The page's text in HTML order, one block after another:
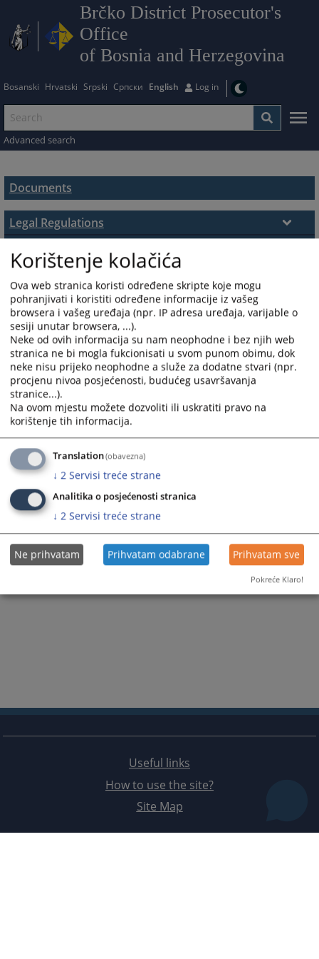
Brčko District Prosecutor's
Office
of Bosnia and Herzegovina
Bosanski Hrvatski Srpski Српски English Log in
Advanced search
Documents
Legal Regulations
Strategic Documents
Documents
Godišnji izvještaj o radu tužilaštva
Godišnji plan rada tužilaštva
Godišnji budžet
Predložene mjere pritvora i drugih zabrana
Zaključeni sporazumi
Internal documents
Rulebooks
Useful links
How to use the site?
Site Map
Korištenje kolačića
Ova web stranica koristi određene skripte koje mogu
pohranjivati i koristiti određene informacije iz vašeg
browsera i vašeg uređaja (npr. IP adresa uređaja, varijable o
sesiji unutar browsera, ...).
Neke od ovih informacija su nam neophodne i bez njih web
stranica ne bi mogla fukcionisati u svom punom obimu, dok
neke nisu prijeko neophodne a služe za dodatne stvari (npr.
procjenu nivoa posjećenosti, budućeg usavršavanja
stranice...).
Na ovom mjestu možete dozvoliti ili uskratiti pravo na
korištenje tih informacija.
Translation(obavezna)
↓ 2 Servisi treće strane
Analitika o posjećenosti stranica
↓ 2 Servisi treće strane
Ne prihvatam Prihvatam odabrane Prihvatam sve
Pokreće Klaro!